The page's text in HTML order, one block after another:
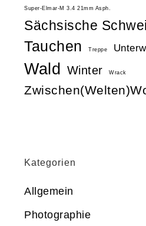
Super-Elmar-M 3.4 21mm Asph.
Sächsische
Tauchen
Treppe
Wald Winter Wrack
Kategorien
Allgemein
Photographie